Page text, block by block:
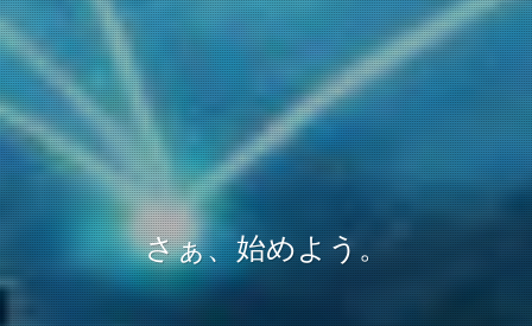
さぁ、始めよう。